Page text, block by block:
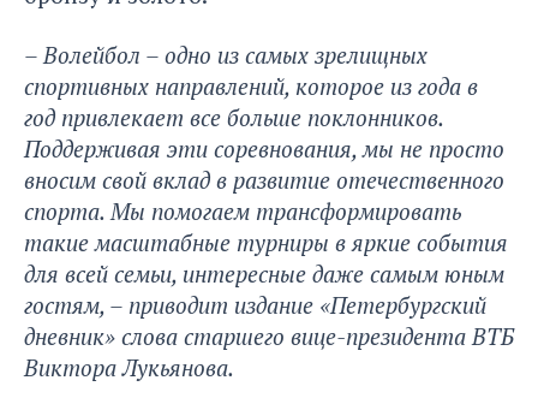
– Волейбол – одно из самых зрелищных
спортивных направлений, которое из года в
год привлекает все больше поклонников.
Поддерживая эти соревнования, мы не просто
вносим свой вклад в развитие отечественного
спорта. Мы помогаем трансформировать
такие масштабные турниры в яркие события
для всей семьи, интересные даже самым юным
гостям, – приводит издание «Петербургский
дневник» слова старшего вице-президента ВТБ
Виктора Лукьянова.